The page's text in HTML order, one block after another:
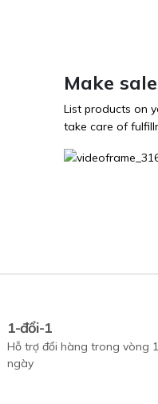
Make
List products on
take care of
1-đổi-1
Hỗ trợ đổi hàng trong vòng 1
ngày